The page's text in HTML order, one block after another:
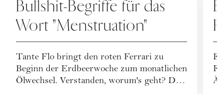
Bullshit-Begriffe für das
Wort "Menstruation"
Tante Flo bringt den roten Ferrari zu
Beginn der Erdbeerwoche zum monatlichen
Ölwechsel. Verstanden, worum's geht? Die